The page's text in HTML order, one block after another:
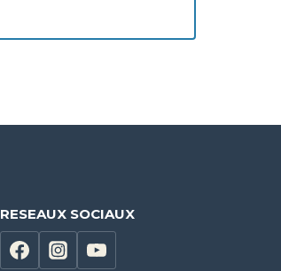
RESEAUX SOCIAUX